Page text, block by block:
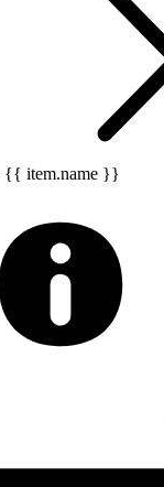
{{ item.name }}